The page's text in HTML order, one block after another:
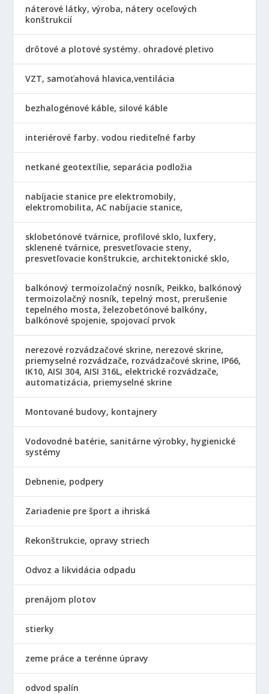
náterové látky, výroba, nátery oceľových
konštrukcií
drôtové a plotové systémy. ohradové pletivo
VZT, samoťahová hlavica,ventilácia
bezhalogénové káble, silové káble
interiérové farby. vodou riediteľné farby
netkané geotextílie, separácia podložia
nabíjacie stanice pre elektromobily,
elektromobilita, AC nabíjacie stanice,
sklobetónové tvárnice, profilové sklo, luxfery,
sklenené tvárnice, presvetľovacie steny,
presvetľovacie konštrukcie, architektonické sklo,
balkónový termoizolačný nosník, Peikko, balkónový
termoizolačný nosník, tepelný most, prerušenie
tepelného mosta, železobetónové balkóny,
balkónové spojenie, spojovací prvok
nerezové rozvádzačové skrine, nerezové skrine,
priemyselné rozvádzače, rozvádzačové skrine, IP66,
IK10, AISI 304, AISI 316L, elektrické rozvádzače,
automatizácia, priemyselné skrine
Montované budovy, kontajnery
Vodovodné batérie, sanitárne výrobky, hygienické
systémy
Debnenie, podpery
Zariadenie pre šport a ihriská
Rekonštrukcie, opravy striech
Odvoz a likvidácia odpadu
prenájom plotov
stierky
zeme práce a terénne úpravy
odvod spalín